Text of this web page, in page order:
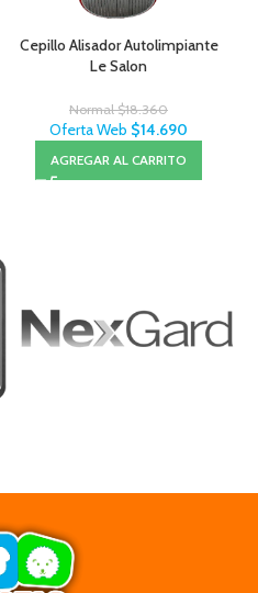
Cepillo Alisador Autolimpiante
Le Salon
Normal$18.360
Oferta Web $14.690
AGREGAR AL CARRITO